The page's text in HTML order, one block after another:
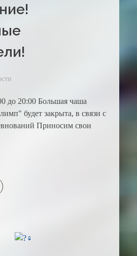
до 20:00 Большая чаша
будет закрыта, в связи с
Приносим свои